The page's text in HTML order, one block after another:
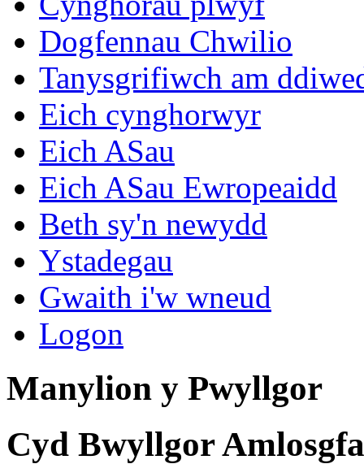
Dogfennau Chwilio
Tanysgrifiwch am
Eich cynghorwyr
Eich ASau
Eich ASau Ewropeaidd
Beth sy'n newydd
Ystadegau
Gwaith i'w wneud
Logon
Manylion y Pwyllgor
Cyd Bwyllgor